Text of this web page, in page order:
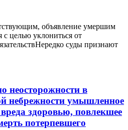
объявление умершим
целью уклониться от
суды признают
неосторожности в
небрежности умышленное
здоровью, повлекшее
потерпевшего